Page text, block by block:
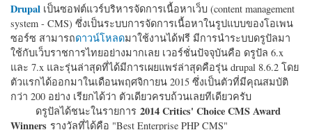
Drupal เป็นซอฟต์แวร์บริหารจัดการเนื้อหาเว็บ (content management
system - CMS) ซึ่งเป็นระบบการจัดการเนื้อหาในรูปแบบของโอเพน
ซอร์ซ สามารถดาวน์โหลดมาใช้งานได้ฟรี มีการนำระบบดรูปัลมา
ใช้กับเว็บราชการไทยอย่างมากเลย เวอร์ชั่นปัจจุบันคือ ดรูปัล 6.x
และ 7.x และรุ่นล่าสุดที่ได้มีการเผยแพร่ล่าสุดคือรุ่น drupal 8.6.2 โดย
ตัวแรกได้ออกมาในเดือนพฤศจิกายน 2015 ซึ่งเป็นตัวที่มีคุณสมบัติ
กว่า 200 อย่าง เรียกได้ว่า ตัวเดียวครบถ้วนเลยทีเดียวครับ
ดรูปัลได้ชนะในรายการ 2014 Critics' Choice CMS Award
Winners รางวัลที่ได้คือ "Best Enterprise PHP CMS"